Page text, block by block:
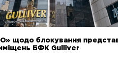
О» щодо блокування
БФК Gulliver